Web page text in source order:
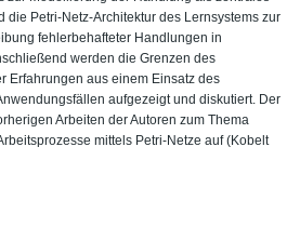
die Petri-Netz-Architektur des Lernsystems zur
fehlerbehafteter Handlungen in
werden die Grenzen des
Erfahrungen aus einem Einsatz des
aufgezeigt und diskutiert. Der
Arbeiten der Autoren zum Thema
mittels Petri-Netze auf (Kobelt